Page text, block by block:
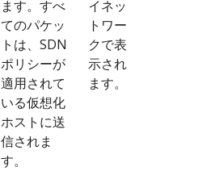
ます。すべ
てのパケッ
トは、SDN
ポリシーが
適用されて
いる仮想化
ホストに送
信されま
す。
イネッ
トワー
クで表
示され
ます。